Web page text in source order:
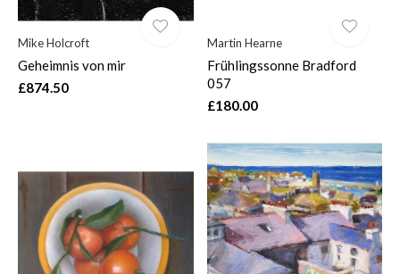
Mike Holcroft
Geheimnis von mir
£874.50
Martin Hearne
Frühlingssonne Bradford
057
£180.00